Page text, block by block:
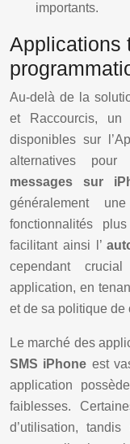
importants.
Applications
Au-delà de la
et Raccourcis, un
disponibles sur
alternatives
messages sur
généralement
fonctionnalités
facilitant ainsi l’
cependant
application, en
et de sa politique de
Le marché des
SMS iPhone est
application
faiblesses.
d’utilisation,